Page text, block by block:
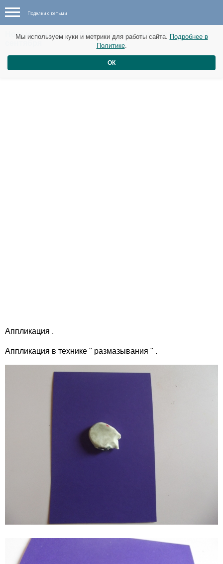
Поделки с детьми
Новые темы в сообществе Поделки с детьми от 11
Рисование пластилином .
Аппликация .
Аппликация в технике " размазывания " .
Мы используем куки и метрики для работы сайта. Подробнее в
Политике.
ОК